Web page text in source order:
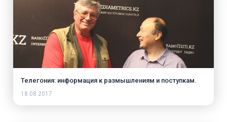
Телегония: информация к размышлениям и поступкам.
18.08.2017